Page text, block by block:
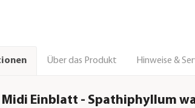
Über das Produkt Hinweise &
Midi Einblatt - Spathiphyllum